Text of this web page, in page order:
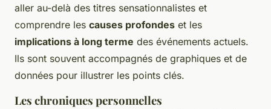
aller au-delà des titres sensationnalistes et
comprendre les causes profondes et les
implications à long terme des événements actuels.
Ils sont souvent accompagnés de graphiques et de
données pour illustrer les points clés.
Les chroniques personnelles